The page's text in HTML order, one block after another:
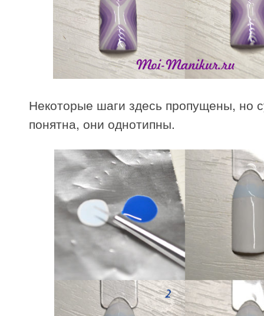
Некоторые шаги здесь пропущены, но
понятна, они однотипны.